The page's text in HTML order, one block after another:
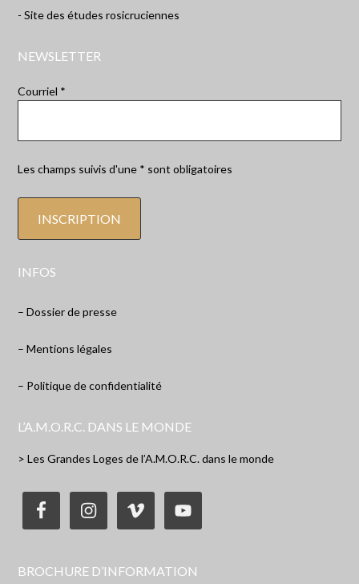
- Site des études rosicruciennes
NEWSLETTER
Courriel *
Les champs suivis d'une * sont obligatoires
INFOS
– Dossier de presse
– Mentions légales
– Politique de confidentialité
L’A.M.O.R.C. DANS LE MONDE
> Les Grandes Loges de l’A.M.O.R.C. dans le monde
BROCHURE D’INFORMATION